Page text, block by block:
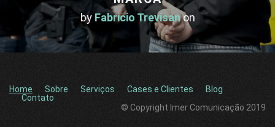
by Fabricio Trevisanon
Home Sobre Serviços Cases e Clientes
Blog
Contato
© Copyright Imer Comunicação 2019